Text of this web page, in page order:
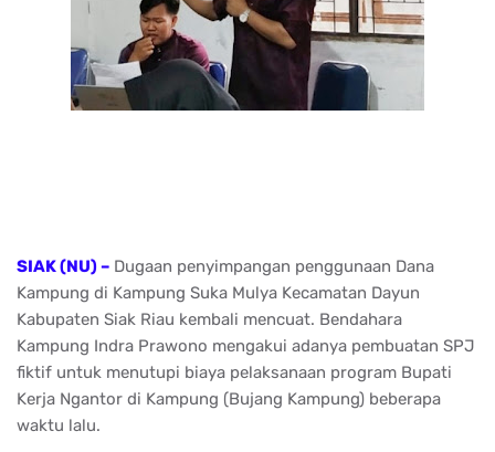
SIAK (NU) – Dugaan penyimpangan penggunaan Dana
Kampung di Kampung Suka Mulya Kecamatan Dayun
Kabupaten Siak Riau kembali mencuat. Bendahara
Kampung Indra Prawono mengakui adanya pembuatan SPJ
fiktif untuk menutupi biaya pelaksanaan program Bupati
Kerja Ngantor di Kampung (Bujang Kampung) beberapa
waktu lalu.